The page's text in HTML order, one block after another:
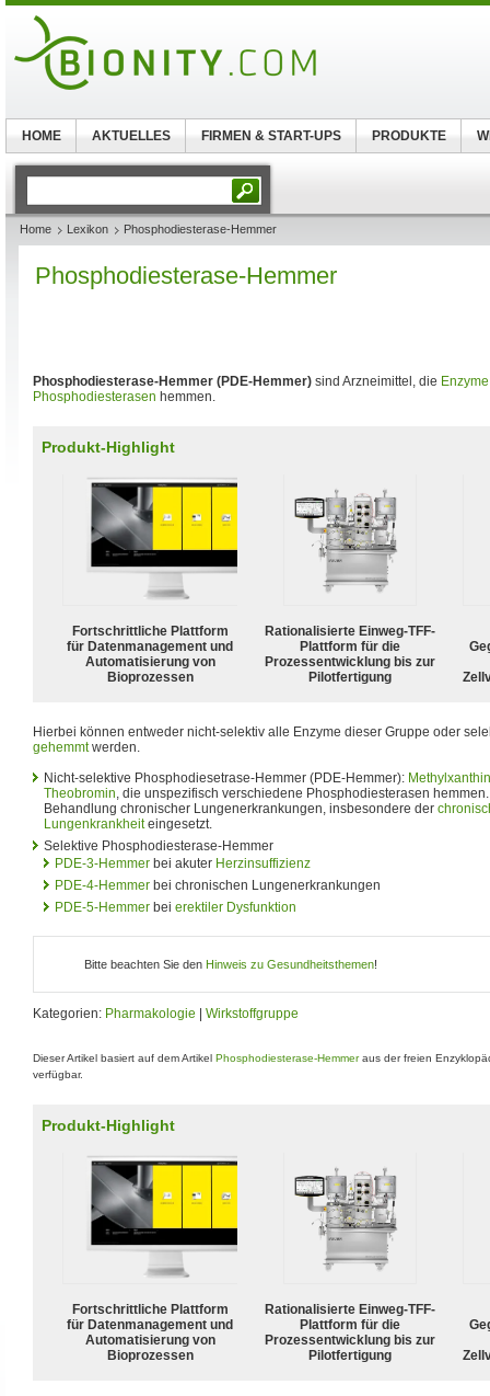
Home Lexikon Phosphodiesterase-Hemmer
Phosphodiesterase-Hemmer
Phosphodiesterase-Hemmer (PDE-Hemmer) sind Arzneimittel, die Enzyme
Phosphodiesterasen hemmen.
Produkt-Highlight
Fortschrittliche Plattform
für Datenmanagement und
Automatisierung von
Bioprozessen
Rationalisierte Einweg-TFF-
Plattform für die
Prozessentwicklung bis zur
Pilotfertigung
Hierbei können entweder nicht-selektiv alle Enzyme dieser Gruppe oder
gehemmtwerden.
Nicht-selektive Phosphodiesetrase-Hemmer (PDE-Hemmer):
Theobromin, die unspezifisch verschiedene Phosphodiesterasen
Behandlung chronischer Lungenerkrankungen, insbesondere der
Lungenkrankheiteingesetzt.
Selektive Phosphodiesterase-Hemmer
PDE-3-Hemmer bei akuter Herzinsuffizienz
PDE-4-Hemmer bei chronischen Lungenerkrankungen
PDE-5-Hemmer bei erektiler Dysfunktion
Bitte beachten Sie den Hinweis zu Gesundheitsthemen!
Kategorien: Pharmakologie Wirkstoffgruppe
Dieser Artikel basiert auf dem Artikel Phosphodiesterase-Hemmeraus der freien
verfügbar.
Produkt-Highlight
Fortschrittliche Plattform
für Datenmanagement und
Automatisierung von
Bioprozessen
Rationalisierte Einweg-TFF-
Plattform für die
Prozessentwicklung bis zur
Pilotfertigung
HOME AKTUELLES FIRMEN & START-UPS PRODUKTE